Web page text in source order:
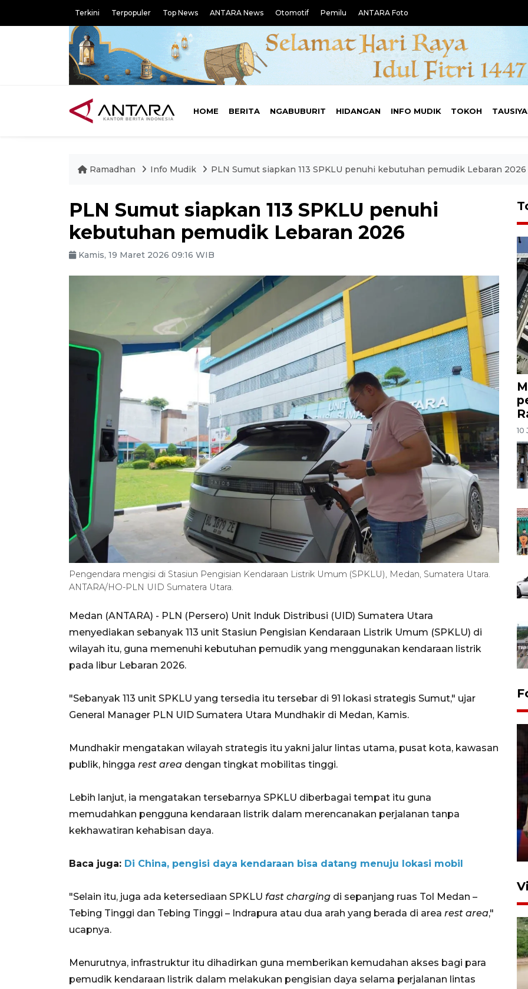
Terkini Terpopuler Top News ANTARA News Otomotif Pemilu ANTARA Foto
HOME BERITA NGABUBURIT HIDANGAN INFO MUDIK TOKOH
Ramadhan Info Mudik PLN Sumut siapkan 113 SPKLU penuhi kebutuhan pemudik Lebaran 2026
PLN Sumut siapkan 113 SPKLU penuhi
kebutuhan pemudik Lebaran 2026
Kamis, 19 Maret 2026 09:16 WIB
Pengendara mengisi di Stasiun Pengisian Kendaraan Listrik Umum (SPKLU), Medan, Sumatera Utara.
ANTARA/HO-PLN UID Sumatera Utara.
Medan (ANTARA) - PLN (Persero) Unit Induk Distribusi (UID) Sumatera Utara
menyediakan sebanyak 113 unit Stasiun Pengisian Kendaraan Listrik Umum (SPKLU) di
wilayah itu, guna memenuhi kebutuhan pemudik yang menggunakan kendaraan listrik
pada libur Lebaran 2026.
"Sebanyak 113 unit SPKLU yang tersedia itu tersebar di 91 lokasi strategis Sumut," ujar
General Manager PLN UID Sumatera Utara Mundhakir di Medan, Kamis.
Mundhakir mengatakan wilayah strategis itu yakni jalur lintas utama, pusat kota, kawasan
publik, hingga rest area dengan tingkat mobilitas tinggi.
Lebih lanjut, ia mengatakan tersebarnya SPKLU diberbagai tempat itu guna
memudahkan pengguna kendaraan listrik dalam merencanakan perjalanan tanpa
kekhawatiran kehabisan daya.
Baca juga: Di China, pengisi daya kendaraan bisa datang menuju lokasi mobil
"Selain itu, juga ada ketersediaan SPKLU fast charging di sepanjang ruas Tol Medan –
Tebing Tinggi dan Tebing Tinggi – Indrapura atau dua arah yang berada di area rest area,"
ucapnya.
Menurutnya, infrastruktur itu dihadirkan guna memberikan kemudahan akses bagi para
pemudik kendaraan listrik dalam melakukan pengisian daya selama perjalanan lintas
10
Lebaran Betawi 2026, ajang
silaturahim masyarakat dan
upaya pelestarian budaya di